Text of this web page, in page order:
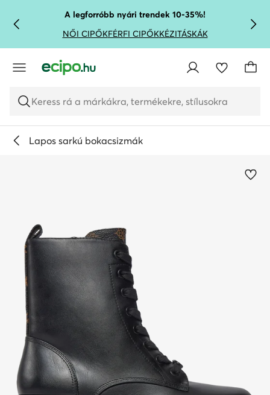
UGRÁS A FŐ TARTALOMRA
UGRÁS A KERESÉSHEZA legforróbb nyári trendek 10-35%!
NŐI CIPŐKFÉRFI CIPŐKKÉZITÁSKÁK
Keress rá a márkákra, termékekre, stílusokra
Lapos sarkú bokacsizmák